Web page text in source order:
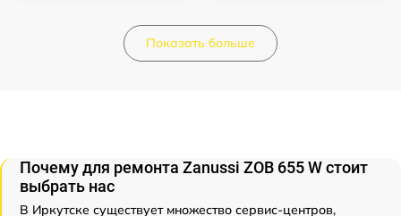
Показать больше
Почему для ремонта Zanussi ZOB 655 W стоит
выбрать нас
В Иркутске существует множество сервис-центров,